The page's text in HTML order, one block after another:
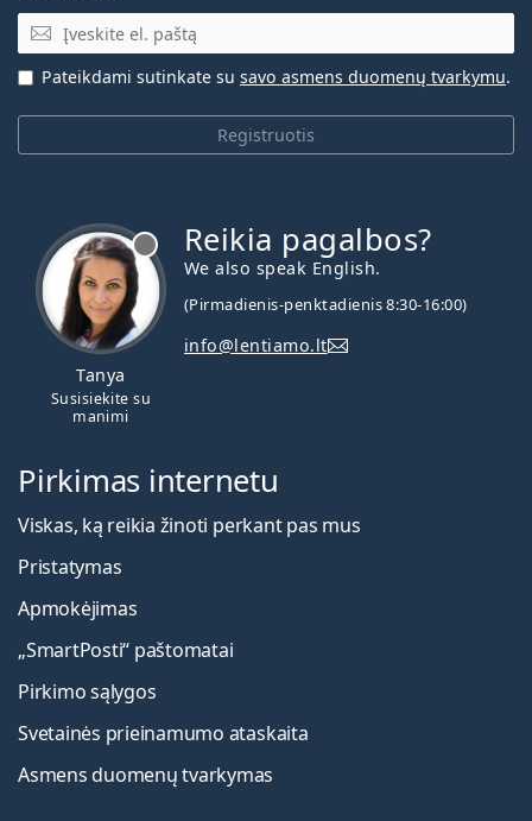
El. pašto adresas
Registruotis
Pateikdami sutinkate su savo asmens duomenų tvarkymu.
Tanya
Susisiekite su
manimi
Reikia pagalbos?
We also speak English.
(Pirmadienis-penktadienis 8:30-16:00)
info@lentiamo.lt
Pirkimas internetu
Viskas, ką reikia žinoti perkant pas mus
Pristatymas
Apmokėjimas
„SmartPosti“ paštomatai
Pirkimo sąlygos
Svetainės prieinamumo ataskaita
Asmens duomenų tvarkymas